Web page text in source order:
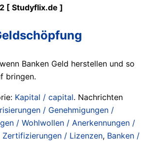
[ Studyflix.de ]
Banken Geld herstellen und so
bringen.
Kapital / capital. Nachrichten
/ Genehmigungen /
/ Wohlwollen / Anerkennungen /
/ Lizenzen, Banken /